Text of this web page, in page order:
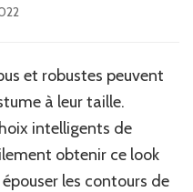
et robustes peuvent
à leur taille.
intelligents de
obtenir ce look
les contours de